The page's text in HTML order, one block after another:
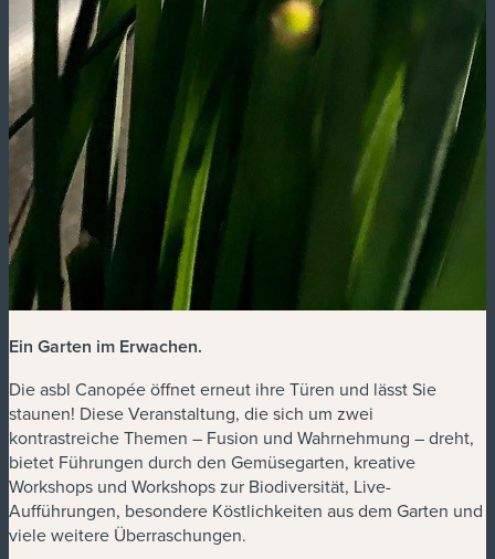
Ein Garten im Erwachen.
Die asbl Canopée öffnet erneut ihre Türen und lässt Sie
staunen! Diese Veranstaltung, die sich um zwei
kontrastreiche Themen – Fusion und Wahrnehmung – dreht,
bietet Führungen durch den Gemüsegarten, kreative
Workshops und Workshops zur Biodiversität, Live-
Aufführungen, besondere Köstlichkeiten aus dem Garten und
viele weitere Überraschungen.